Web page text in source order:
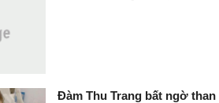
Đàm Thu Trang bất ngờ